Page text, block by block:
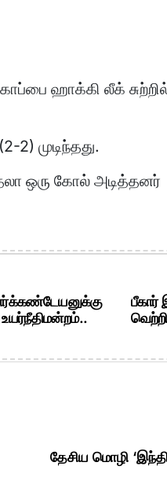
ஹாக்கி லீக்
2) முடிந்தது.
ஒரு கோல் அடித்தனர்
பீகார்
தேசிய மொழி